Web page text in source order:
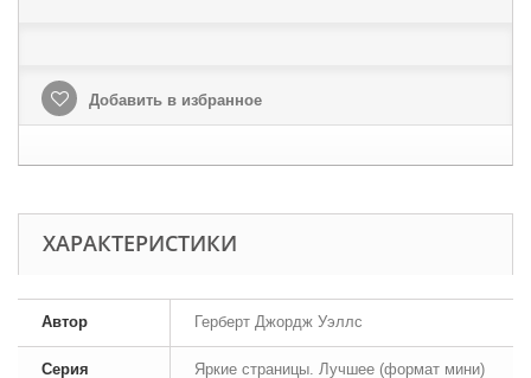
Добавить в избранное
ХАРАКТЕРИСТИКИ
Автор Герберт Джордж Уэллс
Серия Яркие страницы. Лучшее (формат мини)